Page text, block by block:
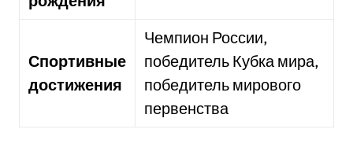
Спортивные
достижения
Чемпион России,
победитель Кубка мира,
победитель мирового
первенства